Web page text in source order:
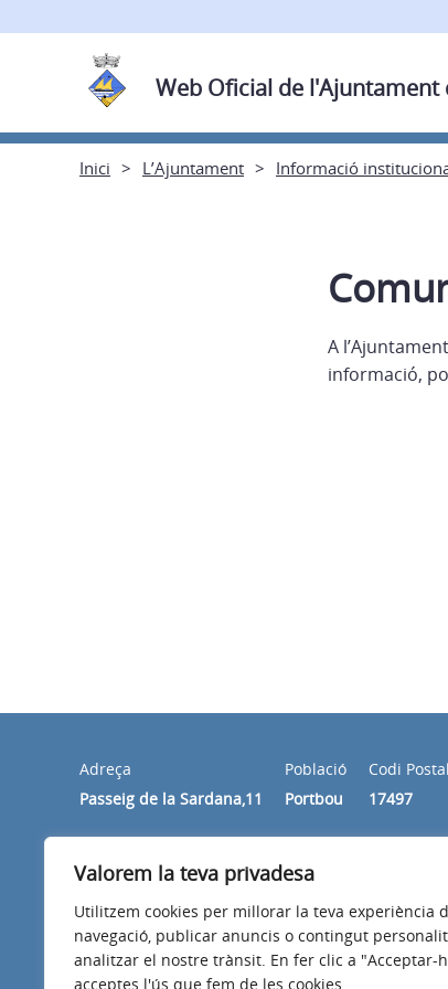
Valorem la teva privadesa
Utilitzem cookies per millorar la teva experiència
navegació, publicar anuncis o contingut
analitzar el nostre trànsit. En fer clic a "Acceptar-
acceptes l'ús que fem de les cookies.
Web Oficial de l'Ajuntament
Inici L’Ajuntament Informació
A
informació,
Adreça
Passeig de la Sardana,11
Població
Portbou
Codi Postal
17497
Horari
De dilluns a divendres de les 9:30 del matí a les
Avís legal Política de privacitat